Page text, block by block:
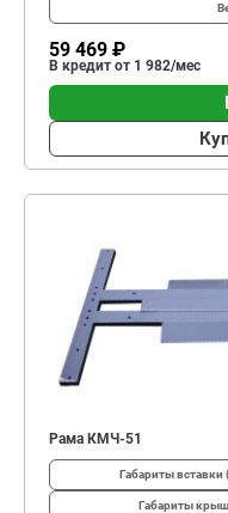
59 469 ₽
В кредит от 1 982/мес
Рама КМЧ-51
Габариты
Габариты